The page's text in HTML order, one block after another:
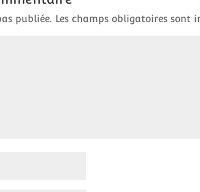
publiée. Les champs obligatoires sont